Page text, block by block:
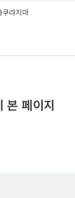
쿠라지마
본 페이지